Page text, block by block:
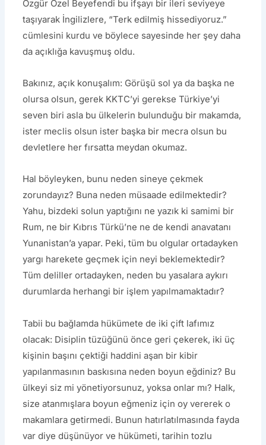
Özgür Özel Beyefendi bu ifşayı bir ileri seviyeye
taşıyarak İngilizlere, “Terk edilmiş hissediyoruz.”
cümlesini kurdu ve böylece sayesinde her şey daha
da açıklığa kavuşmuş oldu.
Bakınız, açık konuşalım: Görüşü sol ya da başka ne
olursa olsun, gerek KKTC’yi gerekse Türkiye’yi
seven biri asla bu ülkelerin bulunduğu bir makamda,
ister meclis olsun ister başka bir mecra olsun bu
devletlere her fırsatta meydan okumaz.
Hal böyleyken, bunu neden sineye çekmek
zorundayız? Buna neden müsaade edilmektedir?
Yahu, bizdeki solun yaptığını ne yazık ki samimi bir
Rum, ne bir Kıbrıs Türkü’ne ne de kendi anavatanı
Yunanistan’a yapar. Peki, tüm bu olgular ortadayken
yargı harekete geçmek için neyi beklemektedir?
Tüm deliller ortadayken, neden bu yasalara aykırı
durumlarda herhangi bir işlem yapılmamaktadır?
Tabii bu bağlamda hükümete de iki çift lafımız
olacak: Disiplin tüzüğünü önce geri çekerek, iki üç
kişinin başını çektiği haddini aşan bir kibir
yapılanmasının baskısına neden boyun eğdiniz? Bu
ülkeyi siz mi yönetiyorsunuz, yoksa onlar mı? Halk,
size atanmışlara boyun eğmeniz için oy vererek o
makamlara getirmedi. Bunun hatırlatılmasında fayda
var diye düşünüyor ve hükümeti, tarihin tozlu